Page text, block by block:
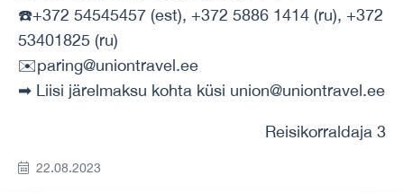
☎️+372 54545457 (est), +372 5886 1414 (ru), +372
53401825 (ru)
✉️paring@uniontravel.ee
➡ Liisi järelmaksu kohta küsi union@uniontravel.ee
Reisikorraldaja 3
22.08.2023